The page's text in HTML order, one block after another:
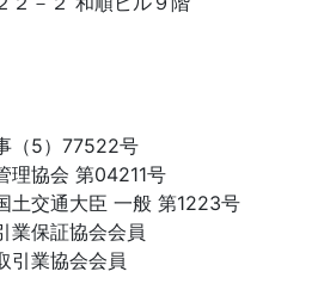
（5）77522号
協会 第04211号
交通大臣 一般 第1223号
業保証協会会員
引業協会会員